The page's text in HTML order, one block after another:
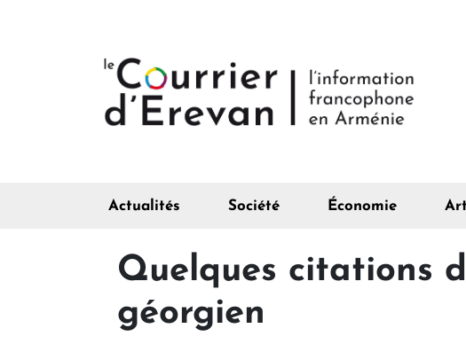
Actualités Société Économie
Quelques citations
géorgien